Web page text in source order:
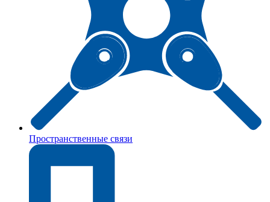
Пространственные связи